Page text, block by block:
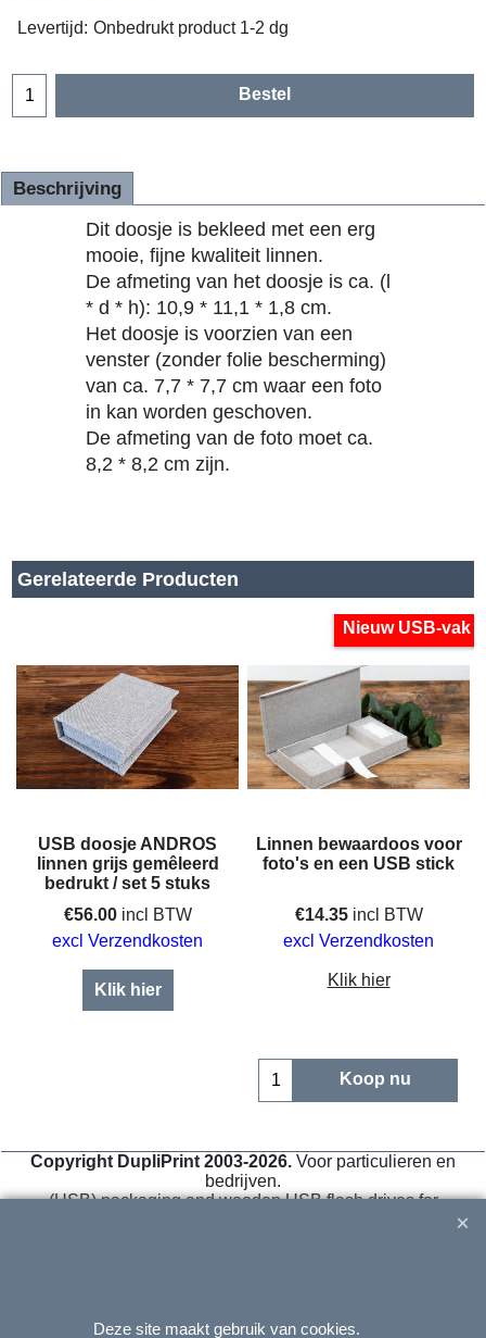
Levertijd: Onbedrukt product 1-2 dg
Bestel
Beschrijving
Dit doosje is bekleed met een erg
mooie, fijne kwaliteit linnen.
De afmeting van het doosje is ca. (l
* d * h): 10,9 * 11,1 * 1,8 cm.
Het doosje is voorzien van een
venster (zonder folie bescherming)
van ca. 7,7 * 7,7 cm waar een foto
in kan worden geschoven.
De afmeting van de foto moet ca.
8,2 * 8,2 cm zijn.
Gerelateerde Producten
USB doosje ANDROS
linnen grijs gemêleerd
bedrukt / set 5 stuks
€56.00 incl BTW
excl Verzendkosten
Klik hier
Nieuw USB-vak
Linnen bewaardoos voor
foto's en een USB stick
€14.35 incl BTW
excl Verzendkosten
Klik hier
Koop nu
Copyright DupliPrint 2003-2026. Voor particulieren en
bedrijven.
(USB) packaging and wooden USB flash drives for
Deze site maakt gebruik van cookies.